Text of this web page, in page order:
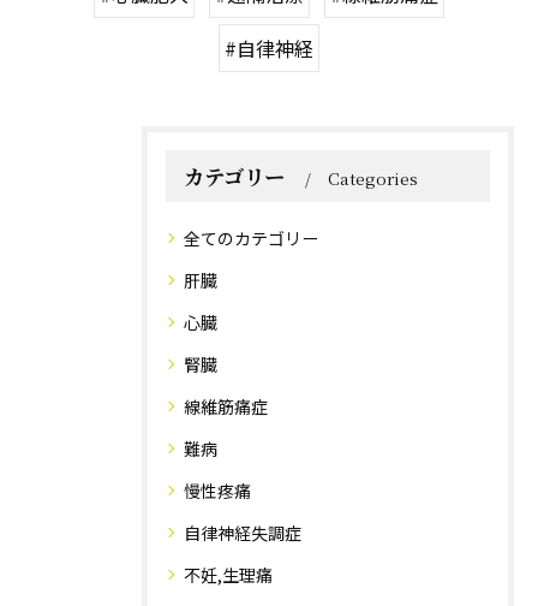
#自律神経
カテゴリー Categories
全てのカテゴリー
肝臓
心臓
腎臓
線維筋痛症
難病
慢性疼痛
自律神経失調症
不妊,生理痛